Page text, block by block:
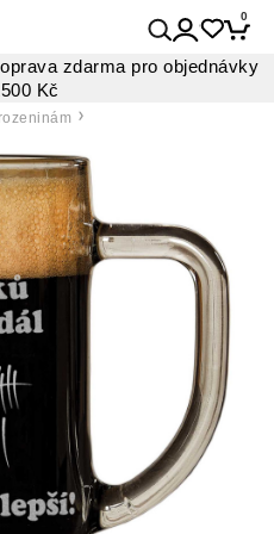
0
zdarma pro objednávky
Kč